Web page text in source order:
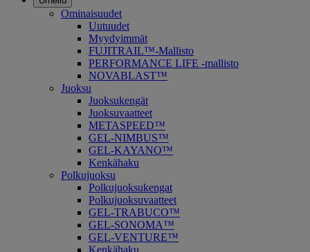
Ominaisuudet
Uutuudet
Myydyimmät
FUJITRAIL™-Mallisto
PERFORMANCE LIFE -mallisto
NOVABLAST™
Juoksu
Juoksukengät
Juoksuvaatteet
METASPEED™
GEL-NIMBUS™
GEL-KAYANO™
Kenkähaku
Polkujuoksu
Polkujuoksukengat
Polkujuoksuvaatteet
GEL-TRABUCO™
GEL-SONOMA™
GEL-VENTURE™
Kenkähaku